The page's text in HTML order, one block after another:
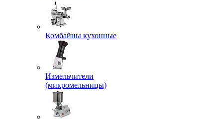
Комбайны кухонные
Измельчители
(микромельницы)